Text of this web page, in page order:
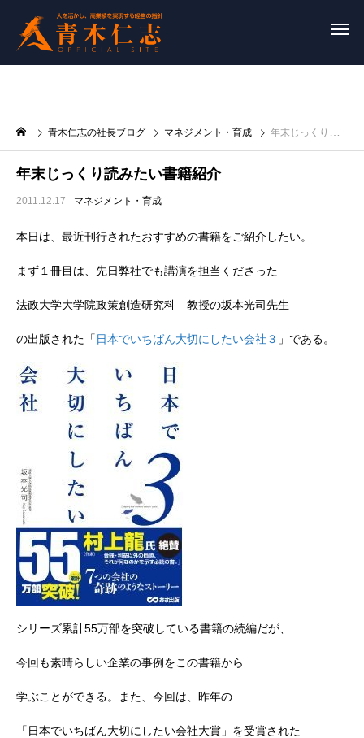
青木仁志の社長ブログ マネジメント・育成 年末じっくり読みたい書籍紹介
年末じっくり読みたい書籍紹介
2011.12.17 マネジメント・育成
本日は、最近刊行されたおすすめの書籍をご紹介したい。
まず１冊目は、先日弊社でも講演を担当くださった
法政大学大学院政策創造研究科 教授の坂本光司先生
の出版された「 日本でいちばん大切にしたい会社３ 」である。
シリーズ累計55万部を突破している書籍の続編だが、
今回も素晴らしい企業の事例をこの書籍から
学ぶことができる。また、今回は、昨年の
「日本でいちばん大切にしたい会社大賞」を受賞された